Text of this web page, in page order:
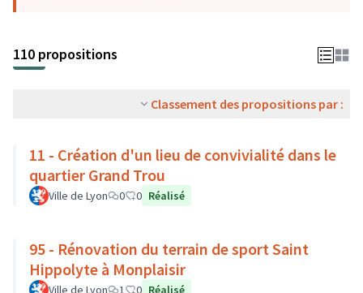
110 propositions
Classement des propositions par :
11 - Création d'un lieu de convivialité dans le
quartier Grand Trou
Ville de Lyon 0 0 Réalisé
95 - Rénovation du terrain de sport Saint
Hippolyte à Monplaisir
Ville de Lyon 1 0 Réalisé